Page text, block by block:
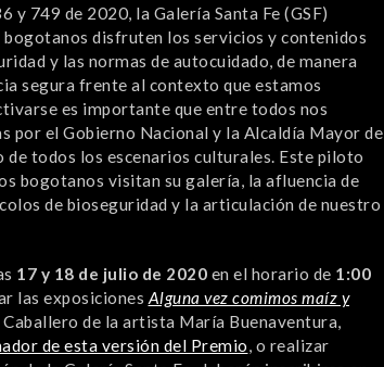
749 de 2020, la Galería Santa Fe (GSF)
disfruten los servicios y contenidos
y las normas de autocuidado, de manera
segura frente al contexto que estamos
es importante que entre todos nos
por el Gobierno Nacional y la Alcaldía Mayor de
todos los escenarios culturales. Este piloto
bogotanos visitan su galería, la afluencia de
de bioseguridad y la articulación de nuestro
17 y 18 de julio de 2020 en el horario de 1:00
las exposiciones Alguna vez comimos maíz y
de la artista María Buenaventura,
de esta versión del Premio, o realizar